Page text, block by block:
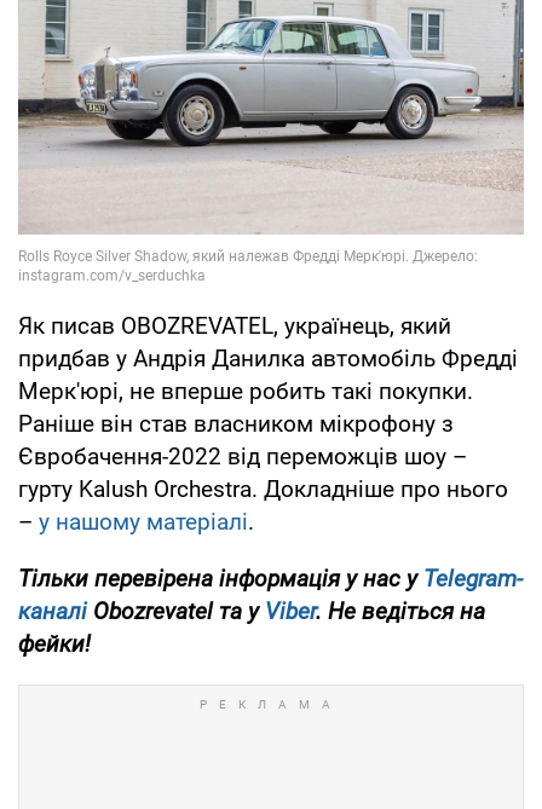
Як писав OBOZREVATEL, українець, який
придбав у Андрія Данилка автомобіль Фредді
Мерк'юрі, не вперше робить такі покупки.
Раніше він став власником мікрофону з
Євробачення-2022 від переможців шоу –
гурту Kalush Orchestra. Докладніше про нього
– у нашому матеріалі.
Тільки перевірена інформація у нас уTelegram-
каналіObozrevatel та уViber. Не ведіться на
фейки!